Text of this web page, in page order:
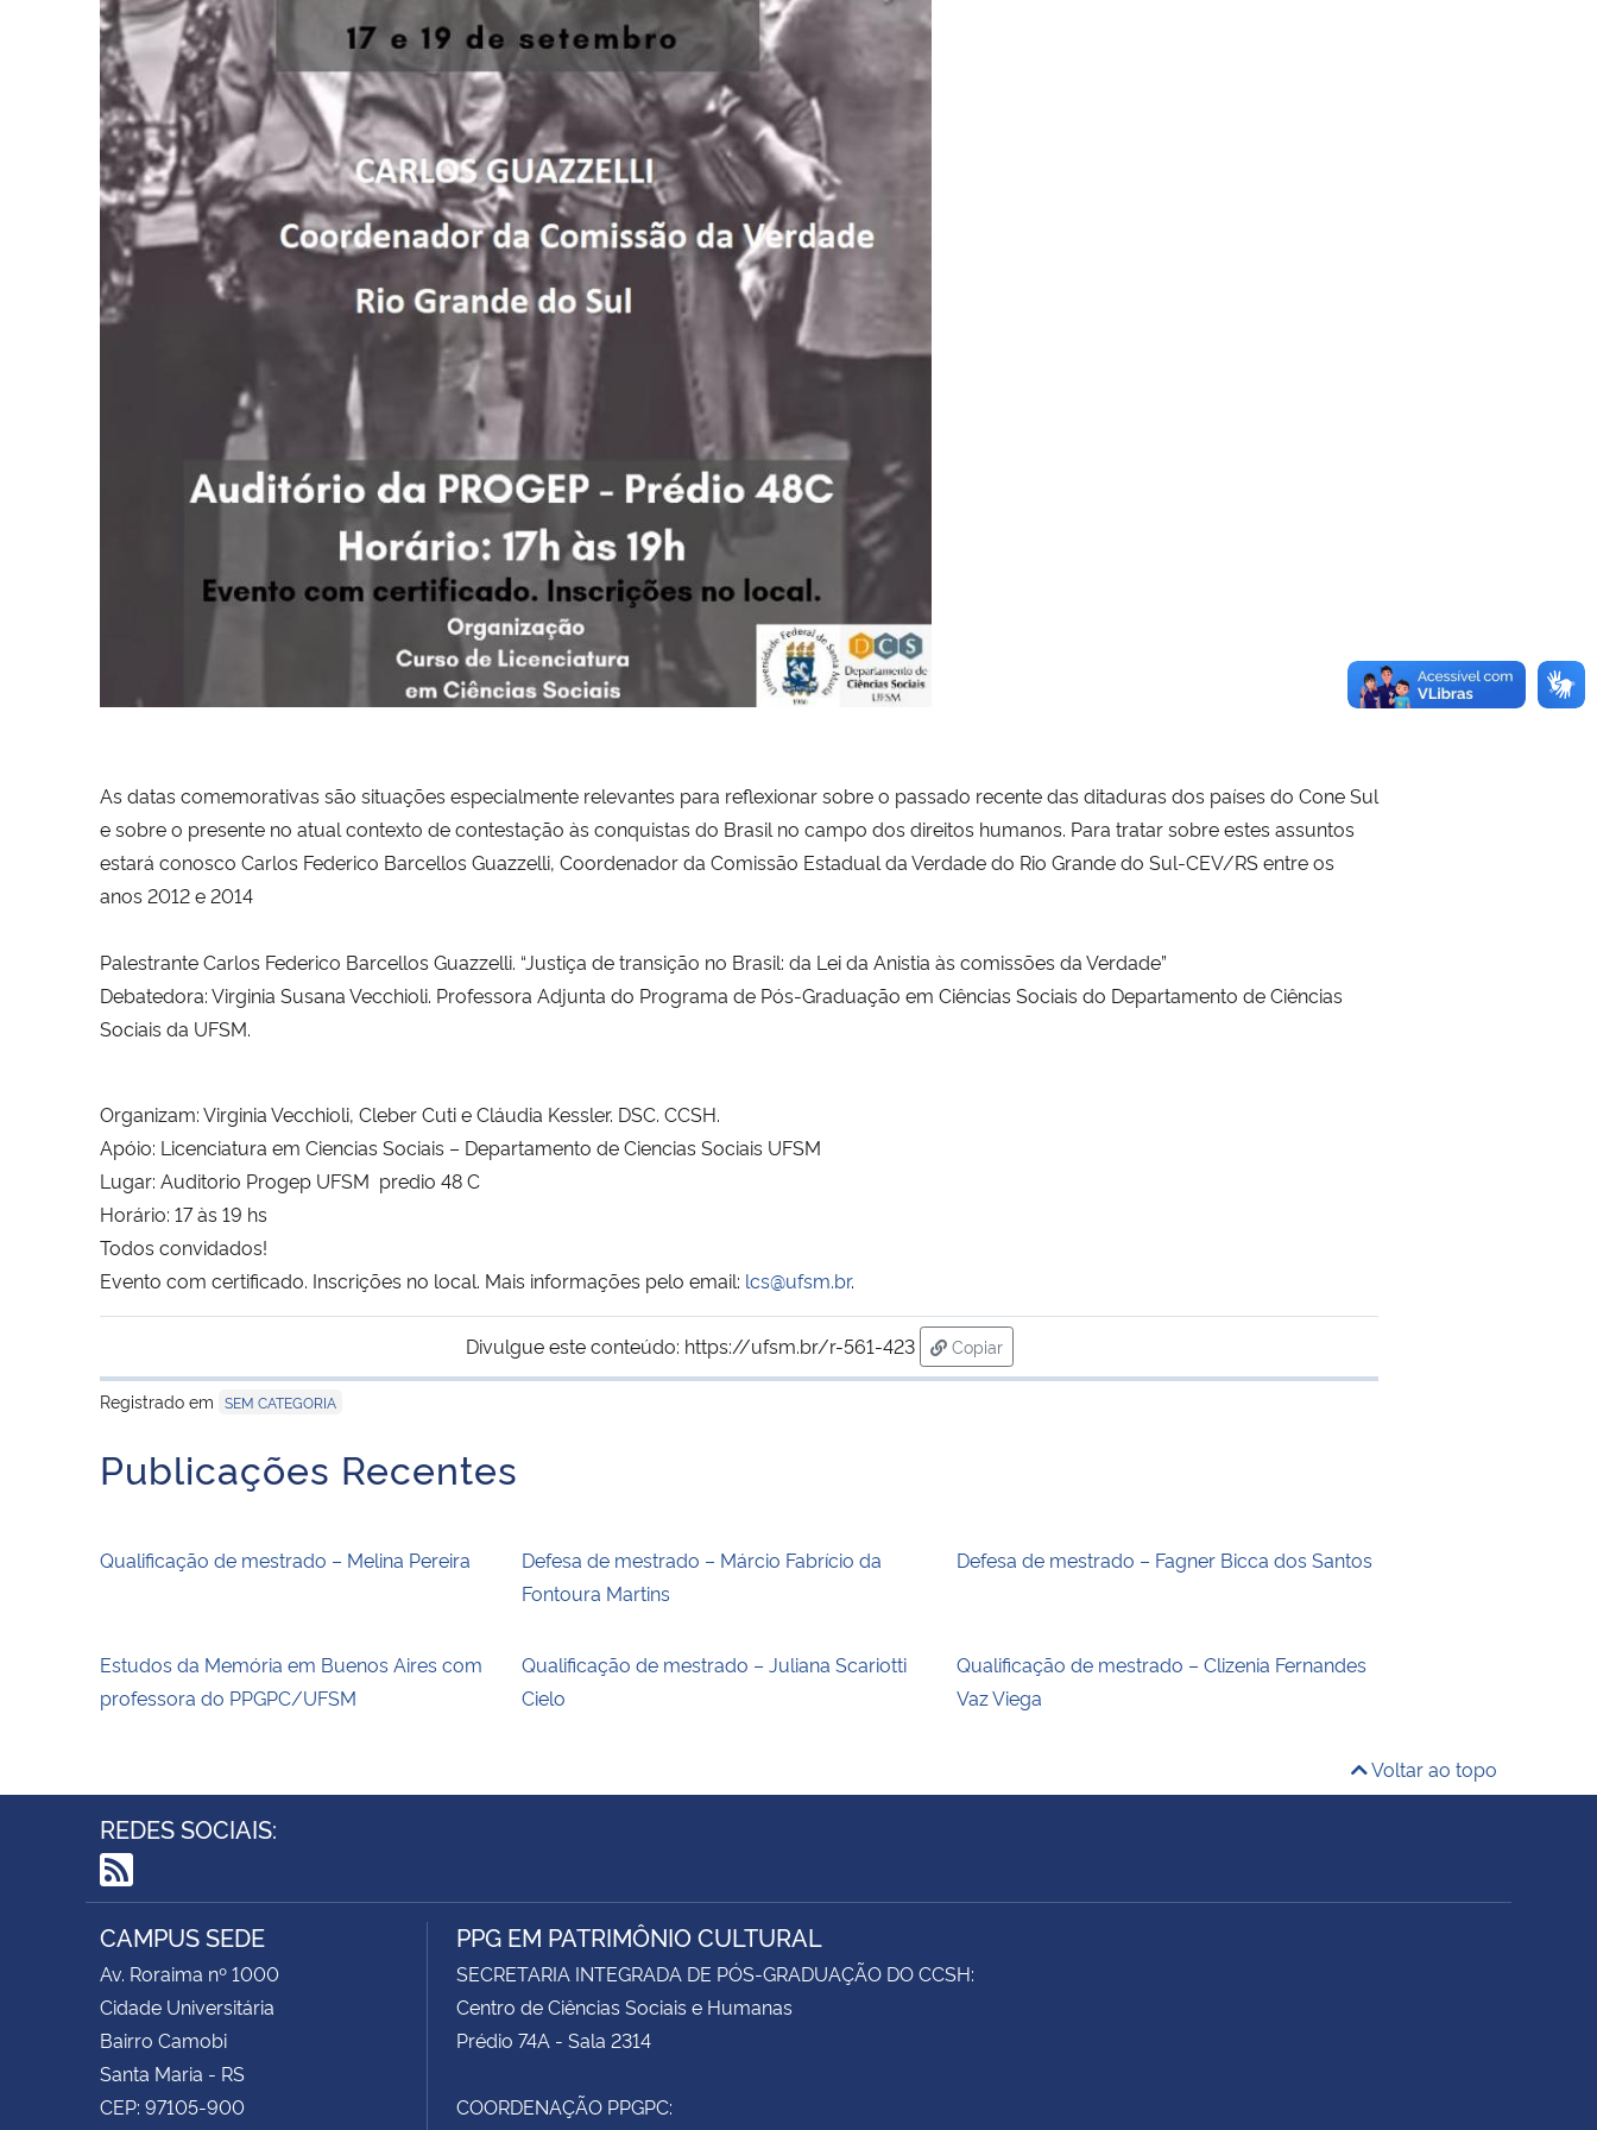
As datas comemorativas são situações especialmente relevantes para reflexionar sobre o passado recente das ditaduras dos países do Cone Sul
e sobre o presente no atual contexto de contestação às conquistas do Brasil no campo dos direitos humanos. Para tratar sobre estes assuntos
estará conosco Carlos Federico Barcellos Guazzelli, Coordenador da Comissão Estadual da Verdade do Rio Grande do Sul-CEV/RS entre os
anos 2012 e 2014
Palestrante Carlos Federico Barcellos Guazzelli. “Justiça de transição no Brasil: da Lei da Anistia às comissões da Verdade”
Debatedora: Virginia Susana Vecchioli. Professora Adjunta do Programa de Pós-Graduação em Ciências Sociais do Departamento de Ciências
Sociais da UFSM.
Organizam: Virginia Vecchioli, Cleber Cuti e Cláudia Kessler. DSC. CCSH.
Apóio: Licenciatura em Ciencias Sociais – Departamento de Ciencias Sociais UFSM
Lugar: Auditorio Progep UFSM predio 48 C
Horário: 17 às 19 hs
Todos convidados!
Evento com certificado. Inscrições no local. Mais informações pelo email: lcs@ufsm.br.
Divulgue este conteúdo: https://ufsm.br/r-561-423
Copiar
para área de transferência
Registrado em SEM CATEGORIA
Publicações Recentes
Qualificação de mestrado – Melina Pereira
Defesa de mestrado – Márcio Fabrício da
Fontoura Martins
Defesa de mestrado – Fagner Bicca dos Santos
Estudos da Memória em Buenos Aires com
professora do PPGPC/UFSM
Qualificação de mestrado – Juliana Scariotti
Cielo
Qualificação de mestrado – Clizenia Fernandes
Vaz Viega
Voltar ao topo
REDES SOCIAIS:
RSS
CAMPUS SEDE
Av. Roraima nº 1000
Cidade Universitária
Bairro Camobi
Santa Maria - RS
CEP: 97105-900
PPG EM PATRIMÔNIO CULTURAL
SECRETARIA INTEGRADA DE PÓS-GRADUAÇÃO DO CCSH:
Centro de Ciências Sociais e Humanas
Prédio 74A - Sala 2314
COORDENAÇÃO PPGPC: